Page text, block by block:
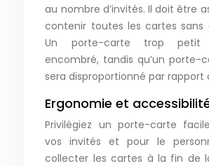
au nombre d’invités. Il doit être
contenir toutes les cartes sans
Un porte-carte trop petit
encombré, tandis qu’un porte-
sera disproportionné par rapport
Ergonomie et
Privilégiez un porte-carte
vos invités et pour le
collecter les cartes à la fin de